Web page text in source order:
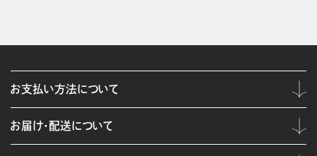
お支払い方法について
お届け・配送について